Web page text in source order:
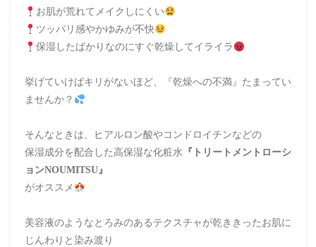
お肌が荒れてメイクしにくい
ツッパリ感やかゆみが不快
保湿したばかりなのにすぐ乾燥してイライラ
挙げていけばキリがないほど、『乾燥への不満』たまってい
ませんか？
そんなときは、ヒアルロン酸やコンドロイチンなどの
保湿成分を配合した高保湿な化粧水 『トリートメントローシ
ョンNOUMITSU』
がオススメ
美容液のようなとろみのあるテクスチャが乾ききったお肌に
じんわりと染み渡り